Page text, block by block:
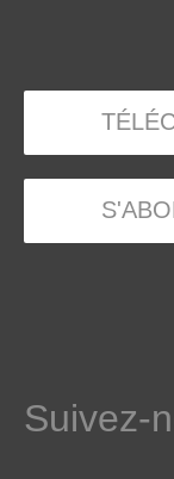
Suivez-